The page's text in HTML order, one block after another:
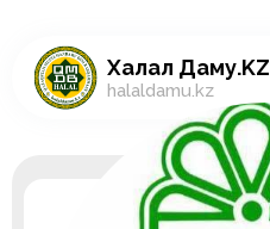
Халал Даму.KZ
halaldamu.kz